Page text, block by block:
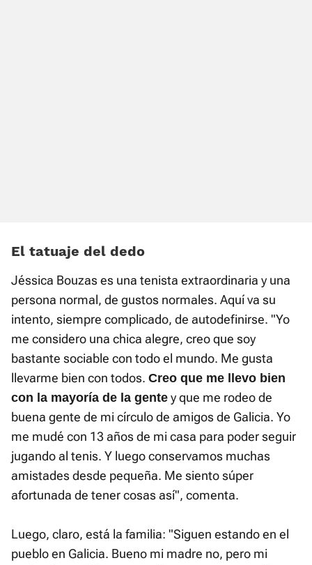
El tatuaje del dedo
Jéssica Bouzas es una tenista extraordinaria y una
persona normal, de gustos normales. Aquí va su
intento, siempre complicado, de autodefinirse. "Yo
me considero una chica alegre, creo que soy
bastante sociable con todo el mundo. Me gusta
llevarme bien con todos. Creo que me llevo bien
con la mayoría de la gente y que me rodeo de
buena gente de mi círculo de amigos de Galicia. Yo
me mudé con 13 años de mi casa para poder seguir
jugando al tenis. Y luego conservamos muchas
amistades desde pequeña. Me siento súper
afortunada de tener cosas así", comenta.
Luego, claro, está la familia: "Siguen estando en el
pueblo en Galicia. Bueno mi madre no, pero mi